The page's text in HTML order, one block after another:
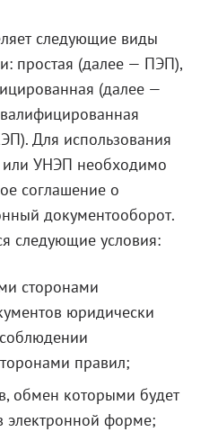
следующие виды
: простая (далее — ПЭП),
(далее —
Для использования
УНЭП необходимо
соглашение о
документооборот.
следующие условия:
сторонами
юридически
правил;
обмен которыми будет
электронной форме;